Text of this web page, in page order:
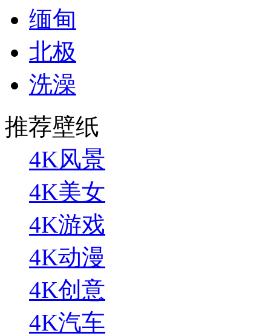
缅甸
北极
洗澡
推荐壁纸
4K风景
4K美女
4K游戏
4K动漫
4K创意
4K汽车